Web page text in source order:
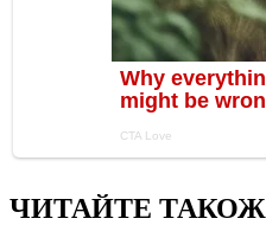
ЧИТАЙТЕ ТАКОЖ